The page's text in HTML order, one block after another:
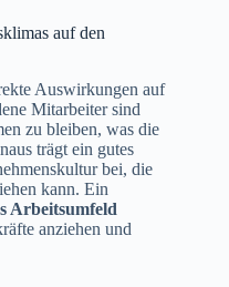
auf den
Auswirkungen auf
Mitarbeiter sind
zu bleiben, was die
trägt ein gutes
bei, die
kann. Ein
Arbeitsumfeld
anziehen und